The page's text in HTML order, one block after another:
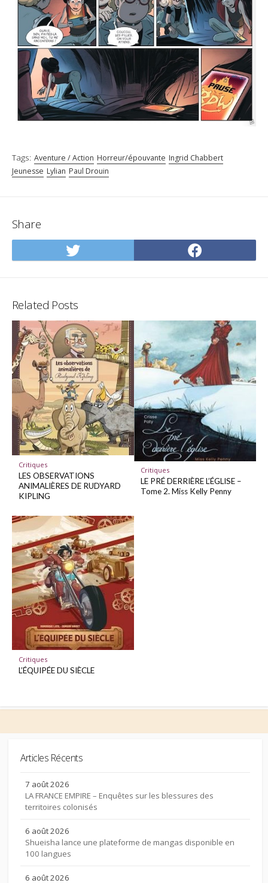
Tags: Aventure / Action Horreur/épouvante Ingrid Chabbert
Jeunesse Lylian Paul Drouin
Share
Share
on
on
Related Posts
Critiques
LES OBSERVATIONS
ANIMALIÈRES DE RUDYARD
KIPLING
Critiques
LE PRÉ DERRIÈRE L’ÉGLISE –
Tome 2. Miss Kelly Penny
Critiques
L’ÉQUIPÉE DU SIÈCLE
Articles Récents
7 août 2026
LA FRANCE EMPIRE – Enquêtes sur les blessures des
territoires colonisés
6 août 2026
Shueisha lance une plateforme de mangas disponible en
100 langues
6 août 2026